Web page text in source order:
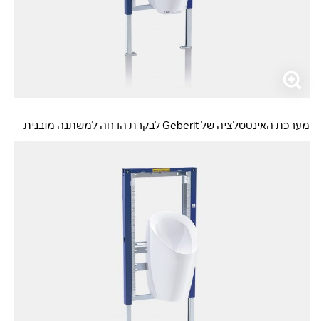
מערכת האינסטלציה של Geberit לבקרת הדחה למשתנה מובנית